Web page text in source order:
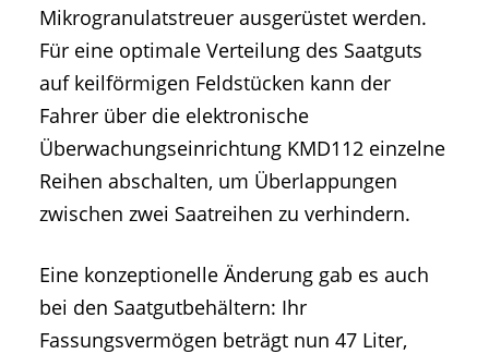
Mikrogranulatstreuer ausgerüstet werden.
Für eine optimale Verteilung des Saatguts
auf keilförmigen Feldstücken kann der
Fahrer über die elektronische
Überwachungseinrichtung KMD112 einzelne
Reihen abschalten, um Überlappungen
zwischen zwei Saatreihen zu verhindern.
Eine konzeptionelle Änderung gab es auch
bei den Saatgutbehältern: Ihr
Fassungsvermögen beträgt nun 47 Liter,